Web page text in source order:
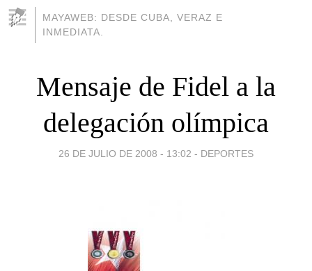
MAYAWEB: DESDE CUBA, VERAZ E
INMEDIATA.
Mensaje de Fidel a la
delegación olímpica
26 DE JULIO DE 2008 - 13:02 - DEPORTES